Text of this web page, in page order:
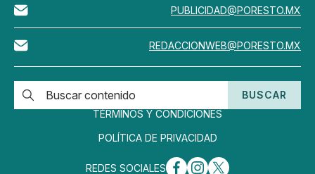
PUBLICIDAD@PORESTO.MX
REDACCIONWEB@PORESTO.MX
BUSCAR
TÉRMINOS Y CONDICIONES
POLÍTICA DE PRIVACIDAD
REDES SOCIALES